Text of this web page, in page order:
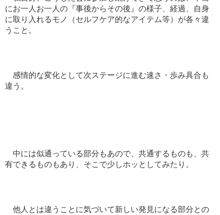
にお一人お一人の『事後からその後』の様子、経過、自身
に取り入れるモノ（セルフケア的なアイテム等）が各々違
うこと。
感情的な変化として次ステージに進む速さ・歩み具合も
違う。
中には似通っている部分もあので、共通するものも、共
有できるものもあり、そこで少しホッとしてみたり。
他人とは違うことに気づいて新しい発見になる部分との